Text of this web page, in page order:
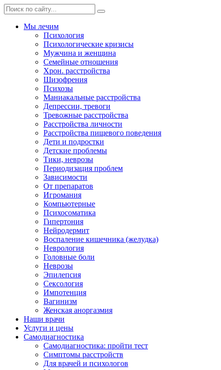
Мы лечим
Психология
Психологические кризисы
Мужчина и женщина
Семейные отношения
Хрон. расстройства
Шизофрения
Психозы
Маниакальные расстройства
Депрессии, тревоги
Тревожные расстройства
Расстройства личности
Расстройства пищевого поведения
Дети и подростки
Детские проблемы
Тики, неврозы
Периодизация проблем
Зависимости
От препаратов
Игромания
Компьютерные
Психосоматика
Гипертония
Нейродермит
Воспаление кишечника (желудка)
Неврология
Головные боли
Неврозы
Эпилепсия
Сексология
Импотенция
Вагинизм
Женская аноргазмия
Наши врачи
Услуги и цены
Самодиагностика
Самодиагностика: пройти тест
Симптомы расстройств
Для врачей и психологов